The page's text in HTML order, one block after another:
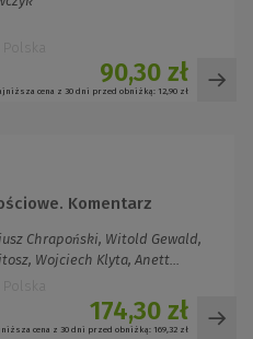
90,30 zł
cena z 30 dni przed obniżką: 12,90 zł
Komentarz
Chrapoński, Witold Gewald,
Wojciech Klyta, Anett...
174,30 zł
cena z 30 dni przed obniżką: 169,32 zł